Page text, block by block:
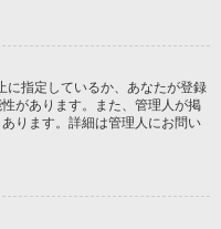
に指定しているか、あなたが登録
があります。また、管理人が掲
ります。詳細は管理人にお問い